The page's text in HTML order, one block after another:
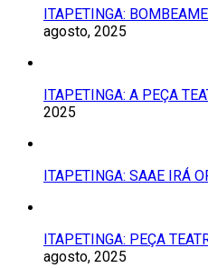
ITAPETINGA:
agosto, 2025
ITAPETINGA: A PEÇA
2025
ITAPETINGA: SAAE IRÁ
ITAPETINGA: PEÇA
agosto, 2025